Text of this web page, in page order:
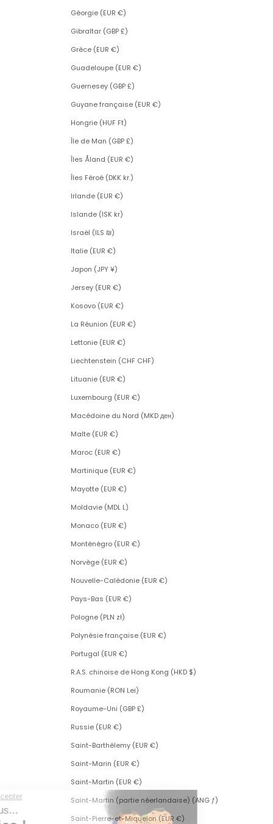
Géorgie (EUR €)
Gibraltar (GBP £)
Grèce (EUR €)
Guadeloupe (EUR €)
Guernesey (GBP £)
Guyane française (EUR €)
Hongrie (HUF Ft)
Île de Man (GBP £)
Îles Åland (EUR €)
Îles Féroé (DKK kr.)
Irlande (EUR €)
Islande (ISK kr)
Israël (ILS ₪)
Italie (EUR €)
Japon (JPY ¥)
Jersey (EUR €)
Kosovo (EUR €)
La Réunion (EUR €)
Lettonie (EUR €)
Liechtenstein (CHF CHF)
Lituanie (EUR €)
Luxembourg (EUR €)
Macédoine du Nord (MKD ден)
Malte (EUR €)
Maroc (EUR €)
Martinique (EUR €)
Mayotte (EUR €)
Moldavie (MDL L)
Monaco (EUR €)
Monténégro (EUR €)
Norvège (EUR €)
Nouvelle-Calédonie (EUR €)
Pays-Bas (EUR €)
Pologne (PLN zł)
Polynésie française (EUR €)
Portugal (EUR €)
R.A.S. chinoise de Hong Kong (HKD $)
Roumanie (RON Lei)
Royaume-Uni (GBP £)
Russie (EUR €)
Saint-Barthélemy (EUR €)
Saint-Marin (EUR €)
Saint-Martin (EUR €)
Saint-Martin (partie néerlandaise) (ANG ƒ)
Saint-Pierre-et-Miquelon (EUR €)